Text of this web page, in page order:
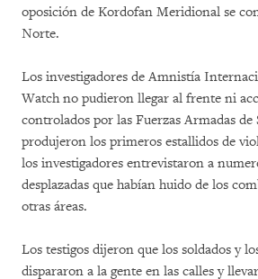
oposición de Kordofan Meridional se
Norte.
Los investigadores de Amnistía
Watch no pudieron llegar al frente ni
controlados por las Fuerzas Armadas de
produjeron los primeros estallidos de
los investigadores entrevistaron a
desplazadas que habían huido de los
otras áreas.
Los testigos dijeron que los soldados y
dispararon a la gente en las calles y